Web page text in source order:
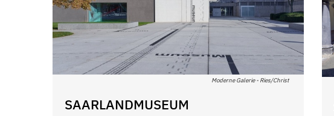
Moderne Galerie - Ries/Christ
SAARLANDMUSEUM